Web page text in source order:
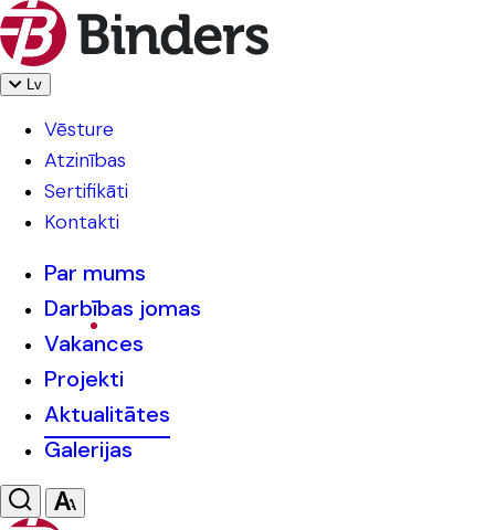
Lv
Vēsture
Atzinības
Sertifikāti
Kontakti
Par mums
Darbības jomas
Vakances
Projekti
Aktualitātes
Galerijas